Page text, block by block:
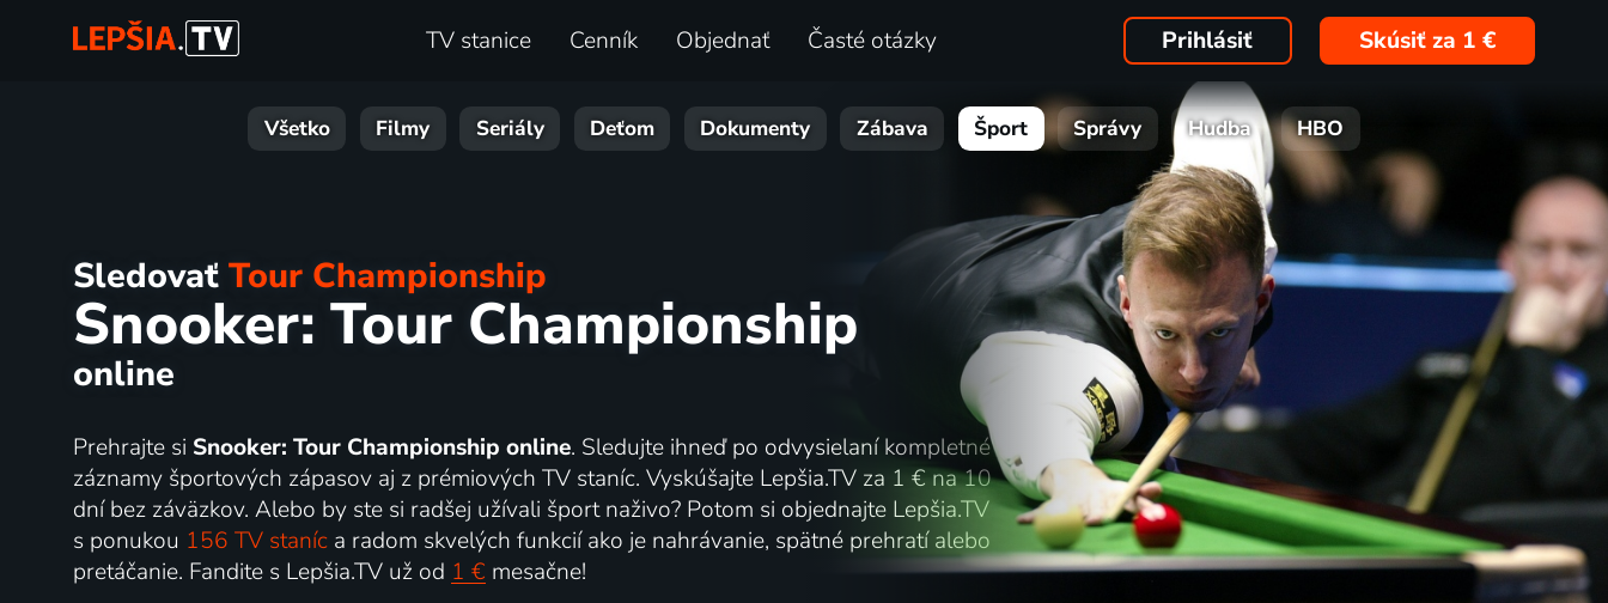
TV stanice Cenník Objednať Časté otázky Prihlásiť Skúsiť za 1 €
Všetko Filmy Seriály Deťom Dokumenty Zábava Šport Správy Hudba HBO
Sledovať Tour Championship
Snooker: Tour Championship
online
Prehrajte si Snooker: Tour Championship online. Sledujte ihneď po odvysielaní kompletné
záznamy športových zápasov aj z prémiových TV staníc. Vyskúšajte Lepšia.TV za 1 € na 10
dní bez záväzkov. Alebo by ste si radšej užívali šport naživo? Potom si objednajte Lepšia.TV
s ponukou 156 TV staníca radom skvelých funkcií ako je nahrávanie, spätné prehratí alebo
pretáčanie. Fandite s Lepšia.TV už od 1 € mesačne!